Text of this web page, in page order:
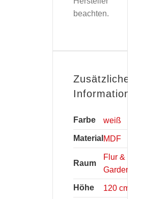
beachten.
Zusätzliche
Informationen
Farbe weiß
Material MDF
Raum
Flur &
Garderobe
Höhe 120 cm